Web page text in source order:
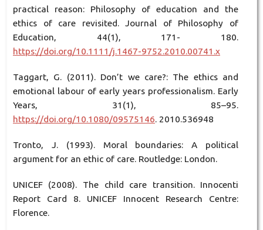
practical reason: Philosophy of education and the
ethics of care revisited. Journal of Philosophy of
Education, 44(1), 171- 180.
https://doi.org/10.1111/j.1467-9752.2010.00741.x
Taggart, G. (2011). Don’t we care?: The ethics and
emotional labour of early years professionalism. Early
Years, 31(1), 85–95.
https://doi.org/10.1080/09575146. 2010.536948
Tronto, J. (1993). Moral boundaries: A political
argument for an ethic of care. Routledge: London.
UNICEF (2008). The child care transition. Innocenti
Report Card 8. UNICEF Innocent Research Centre:
Florence.